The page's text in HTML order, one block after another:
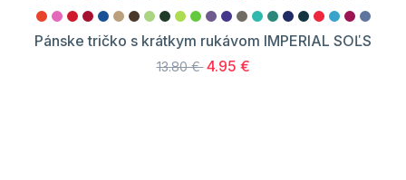
Pánske tričko s krátkym rukávom IMPERIAL SOĽS
13.80 € 4.95 €